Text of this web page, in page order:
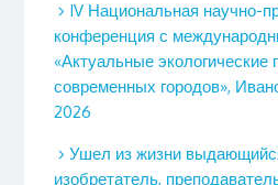
IV Национальная научно-
конференция с
«Актуальные экологические
современных городов»,
2026
Ушел из жизни
изобретатель,